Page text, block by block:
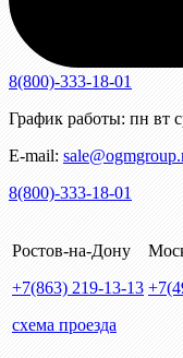
8(800)-333-18-01
График работы: пн вт
E-mail:
8(800)-333-18-01
Ростов-на-Дону
+7(863) 219-13-13
схема проезда